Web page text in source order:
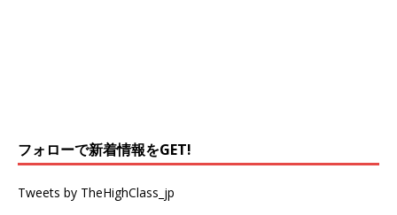
フォローで新着情報をGET!
Tweets by TheHighClass_jp